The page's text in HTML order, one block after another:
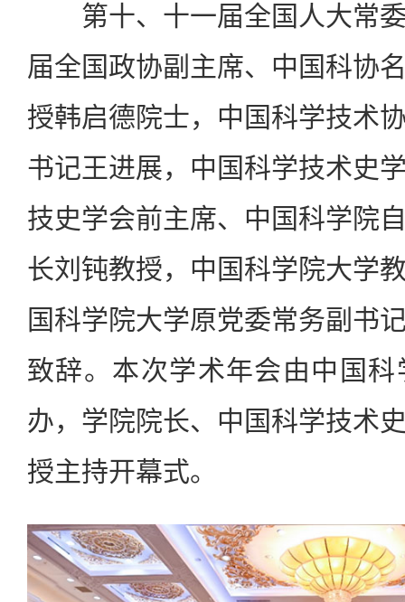
第十、十一届全国人大常委
届全国政协副主席、中国科协
授韩启德院士，中国科学技术
书记王进展，中国科学技术史
技史学会前主席、中国科学院
长刘钝教授，中国科学院大学
国科学院大学原党委常务副书
致辞。本次学术年会由中国
办，学院院长、中国科学技术
授主持开幕式。